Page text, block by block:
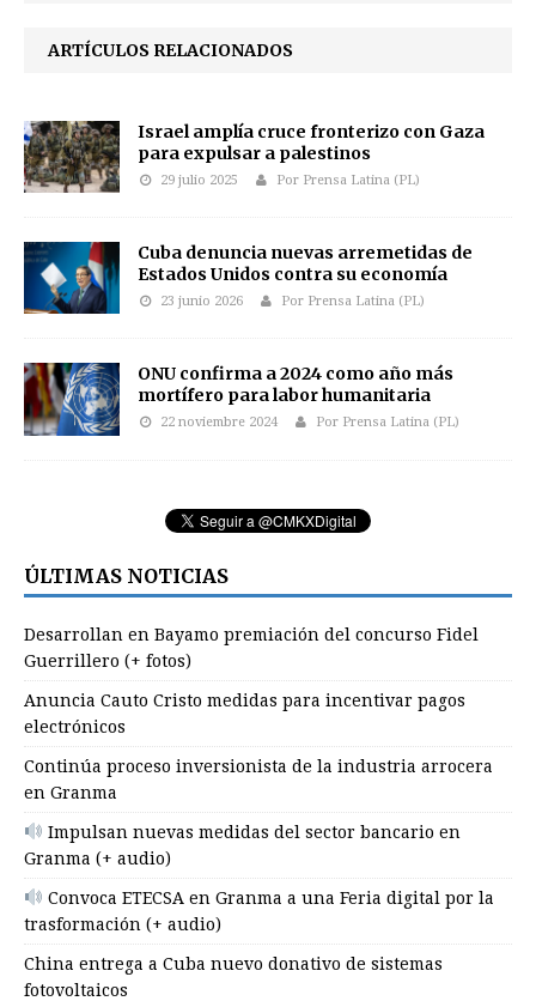
ARTÍCULOS RELACIONADOS
Israel amplía cruce fronterizo con Gaza
para expulsar a palestinos
29 julio 2025 Por Prensa Latina (PL)
Cuba denuncia nuevas arremetidas de
Estados Unidos contra su economía
23 junio 2026 Por Prensa Latina (PL)
ONU confirma a 2024 como año más
mortífero para labor humanitaria
22 noviembre 2024 Por Prensa Latina (PL)
ÚLTIMAS NOTICIAS
Desarrollan en Bayamo premiación del concurso Fidel
Guerrillero (+ fotos)
Anuncia Cauto Cristo medidas para incentivar pagos
electrónicos
Continúa proceso inversionista de la industria arrocera
en Granma
Impulsan nuevas medidas del sector bancario en
Granma (+ audio)
Convoca ETECSA en Granma a una Feria digital por la
trasformación (+ audio)
China entrega a Cuba nuevo donativo de sistemas
fotovoltaicos